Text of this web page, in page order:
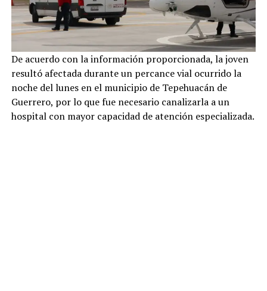
De acuerdo con la información proporcionada, la joven
resultó afectada durante un percance vial ocurrido la
noche del lunes en el municipio de Tepehuacán de
Guerrero, por lo que fue necesario canalizarla a un
hospital con mayor capacidad de atención especializada.